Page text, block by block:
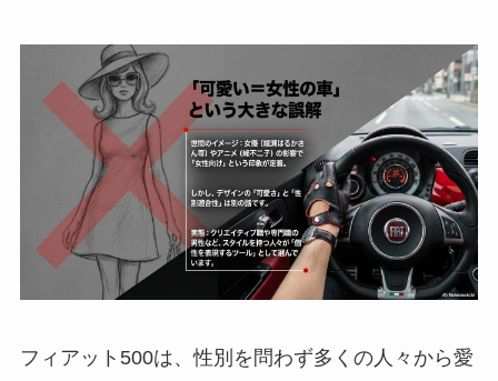
フィアット500は、性別を問わず多くの人々から愛